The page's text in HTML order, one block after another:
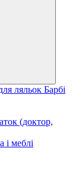
ляльок Барбі
(доктор,
і меблі